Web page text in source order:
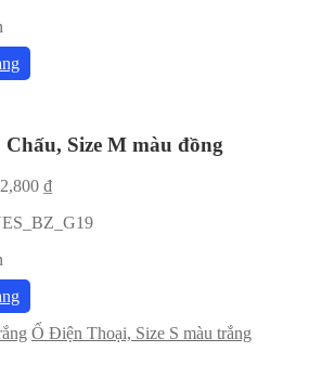
Size M màu đồng
₫
Ổ Điện Thoại, Size S màu trắng